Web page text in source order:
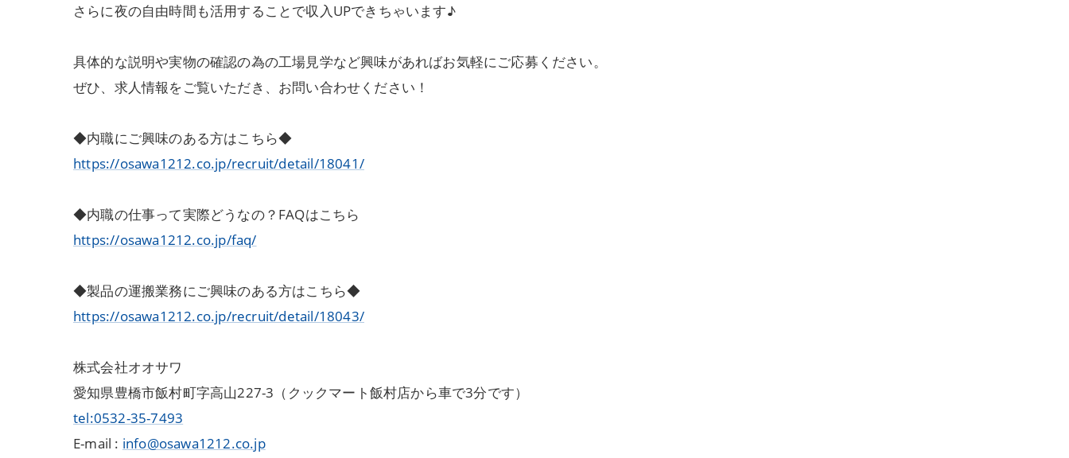
さらに夜の自由時間も活用することで収入UPできちゃいます♪
具体的な説明や実物の確認の為の工場見学など興味があればお気軽にご応募ください。
ぜひ、求人情報をご覧いただき、お問い合わせください！
◆内職にご興味のある方はこちら◆
https://osawa1212.co.jp/recruit/detail/18041/
◆内職の仕事って実際どうなの？FAQはこちら
https://osawa1212.co.jp/faq/
◆製品の運搬業務にご興味のある方はこちら◆
https://osawa1212.co.jp/recruit/detail/18043/
株式会社オオサワ
愛知県豊橋市飯村町字高山227-3（クックマート飯村店から車で3分です）
tel:0532-35-7493
E-mail : info@osawa1212.co.jp